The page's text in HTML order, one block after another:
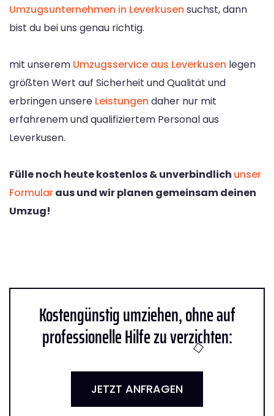
Umzugsunternehmen in Leverkusen suchst, dann
bist du bei uns genau richtig.
mit unserem Umzugsservice aus Leverkusen legen
größten Wert auf Sicherheit und Qualität und
erbringen unsere Leistungen daher nur mit
erfahrenem und qualifiziertem Personal aus
Leverkusen.
Fülle noch heute kostenlos & unverbindlich unser
Formularaus und wir planen gemeinsam deinen
Umzug!
Kostengünstig umziehen, ohne auf
professionelle Hilfe zu verzichten:
JETZT ANFRAGEN